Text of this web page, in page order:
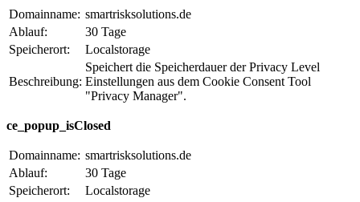
Domainname: smartrisksolutions.de
Ablauf:
30 Tage
Speicherort:
Localstorage
Beschreibung:
Speichert die Speicherdauer der Privacy Level
Einstellungen aus dem Cookie Consent Tool
"Privacy Manager".
ce_popup_isClosed
Domainname: smartrisksolutions.de
Ablauf:
30 Tage
Speicherort:
Localstorage